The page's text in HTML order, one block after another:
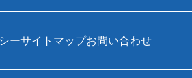
ーサイトマップお問い合わせ